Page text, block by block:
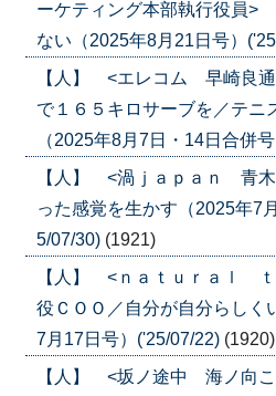
ーケティング本部執行役員>
ない（2025年8月21日号）
【人】 <エレコム 早崎良
で１６５キロサーブを／テニ
（2025年8月7日・14日合併
【人】 <渦ｊａｐａｎ 青
った感覚を生かす（2025年7
5/07/30) (1921)
【人】 <ｎａｔｕｒａｌ
役ＣＯＯ／自分が自分らしく
7月17日号）('25/07/22) (1920)
【人】 <坂ノ途中 海ノ向